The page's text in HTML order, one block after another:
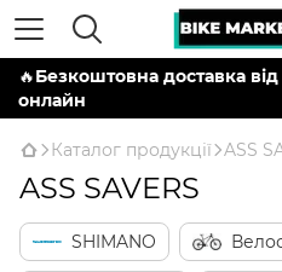
🔥Безкоштовна доставка
онлайн
Каталог продукції ASS
ASS SAVERS
SHIMANO